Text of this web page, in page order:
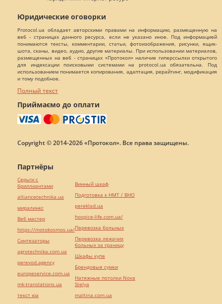
Юридические оговорки
Protocol.ua обладает авторскими правами на информацию, размещенную на
веб - страницах данного ресурса, если не указано иное. Под информацией
понимаются тексты, комментарии, статьи, фотоизображения, рисунки, ящик-
шота, сканы, видео, аудио, другие материалы. При использовании материалов,
размещенных на веб - страницах «Протокол» наличие гиперссылки открытого
для индексации поисковыми системами на protocol.ua обязательна. Под
использованием понимается копирования, адаптация, рерайтинг, модификация
и тому подобное.
Полный текст
Приймаємо до оплати
Copyright © 2014-2026 «Протокол». Все права защищены.
Партнёры
Серьги с
бриллиантами
alliancetechnika.ua
миралинкс
Веб мастер
https://motokosmos.ua/
Синтезаторы
agrotechnika.com.ua
perevod.agency
europeservice.com.ua
mk-translations.ua
текст юа
Винный шкаф
Подготовка к НМТ / ВНО
pereklad.ua
hospice-life.com.ua/
Перевозка больных
Перевозка лежачих
больных за границу
Шкафы купе
Брендовые сумки
Натяжные потолки Nova
Stelya
maltina.com.ua